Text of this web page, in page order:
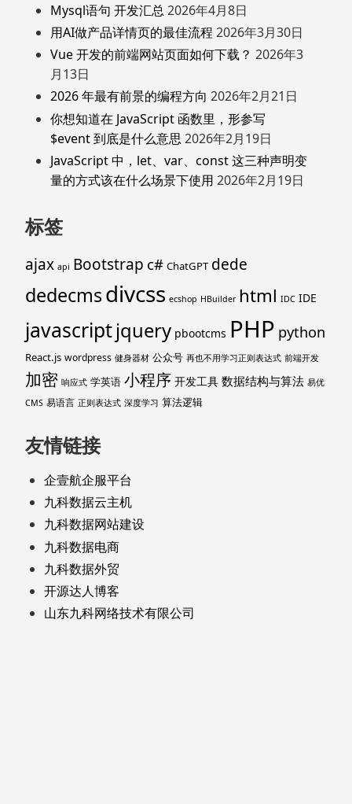
Mysql语句 开发汇总 2026年4月8日
用AI做产品详情页的最佳流程 2026年3月30日
Vue 开发的前端网站页面如何下载？ 2026年3
月13日
2026 年最有前景的编程方向 2026年2月21日
你想知道在 JavaScript 函数里，形参写
$event 到底是什么意思 2026年2月19日
JavaScript 中，let、var、const 这三种声明变
量的方式该在什么场景下使用 2026年2月19日
标签
ajax api Bootstrap c# ChatGPT dede
dedecmsdivcss ecshop HBuilder html IDC IDE
javascriptjquery pbootcms PHP python
React.js wordpress 健身器材 公众号 再也不用学习正则表达式 前端开发
加密 响应式 学英语 小程序 开发工具 数据结构与算法 易优
CMS 易语言 正则表达式 深度学习 算法逻辑
友情链接
企壹航企服平台
九科数据云主机
九科数据网站建设
九科数据电商
九科数据外贸
开源达人博客
山东九科网络技术有限公司